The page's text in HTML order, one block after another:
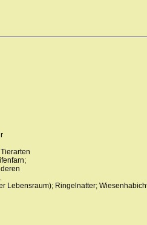
Lebensraum); Ringelnatter;